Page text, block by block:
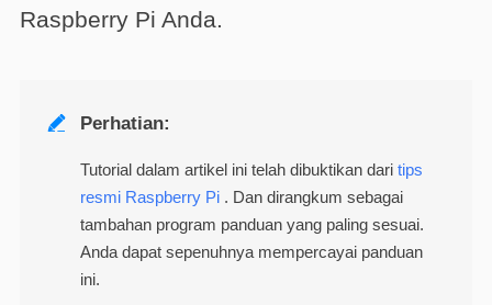
Raspberry Pi Anda.
 Perhatian:
Tutorial dalam artikel ini telah dibuktikan dari tips
resmi Raspberry Pi. Dan dirangkum sebagai
tambahan program panduan yang paling sesuai.
Anda dapat sepenuhnya mempercayai panduan
ini.